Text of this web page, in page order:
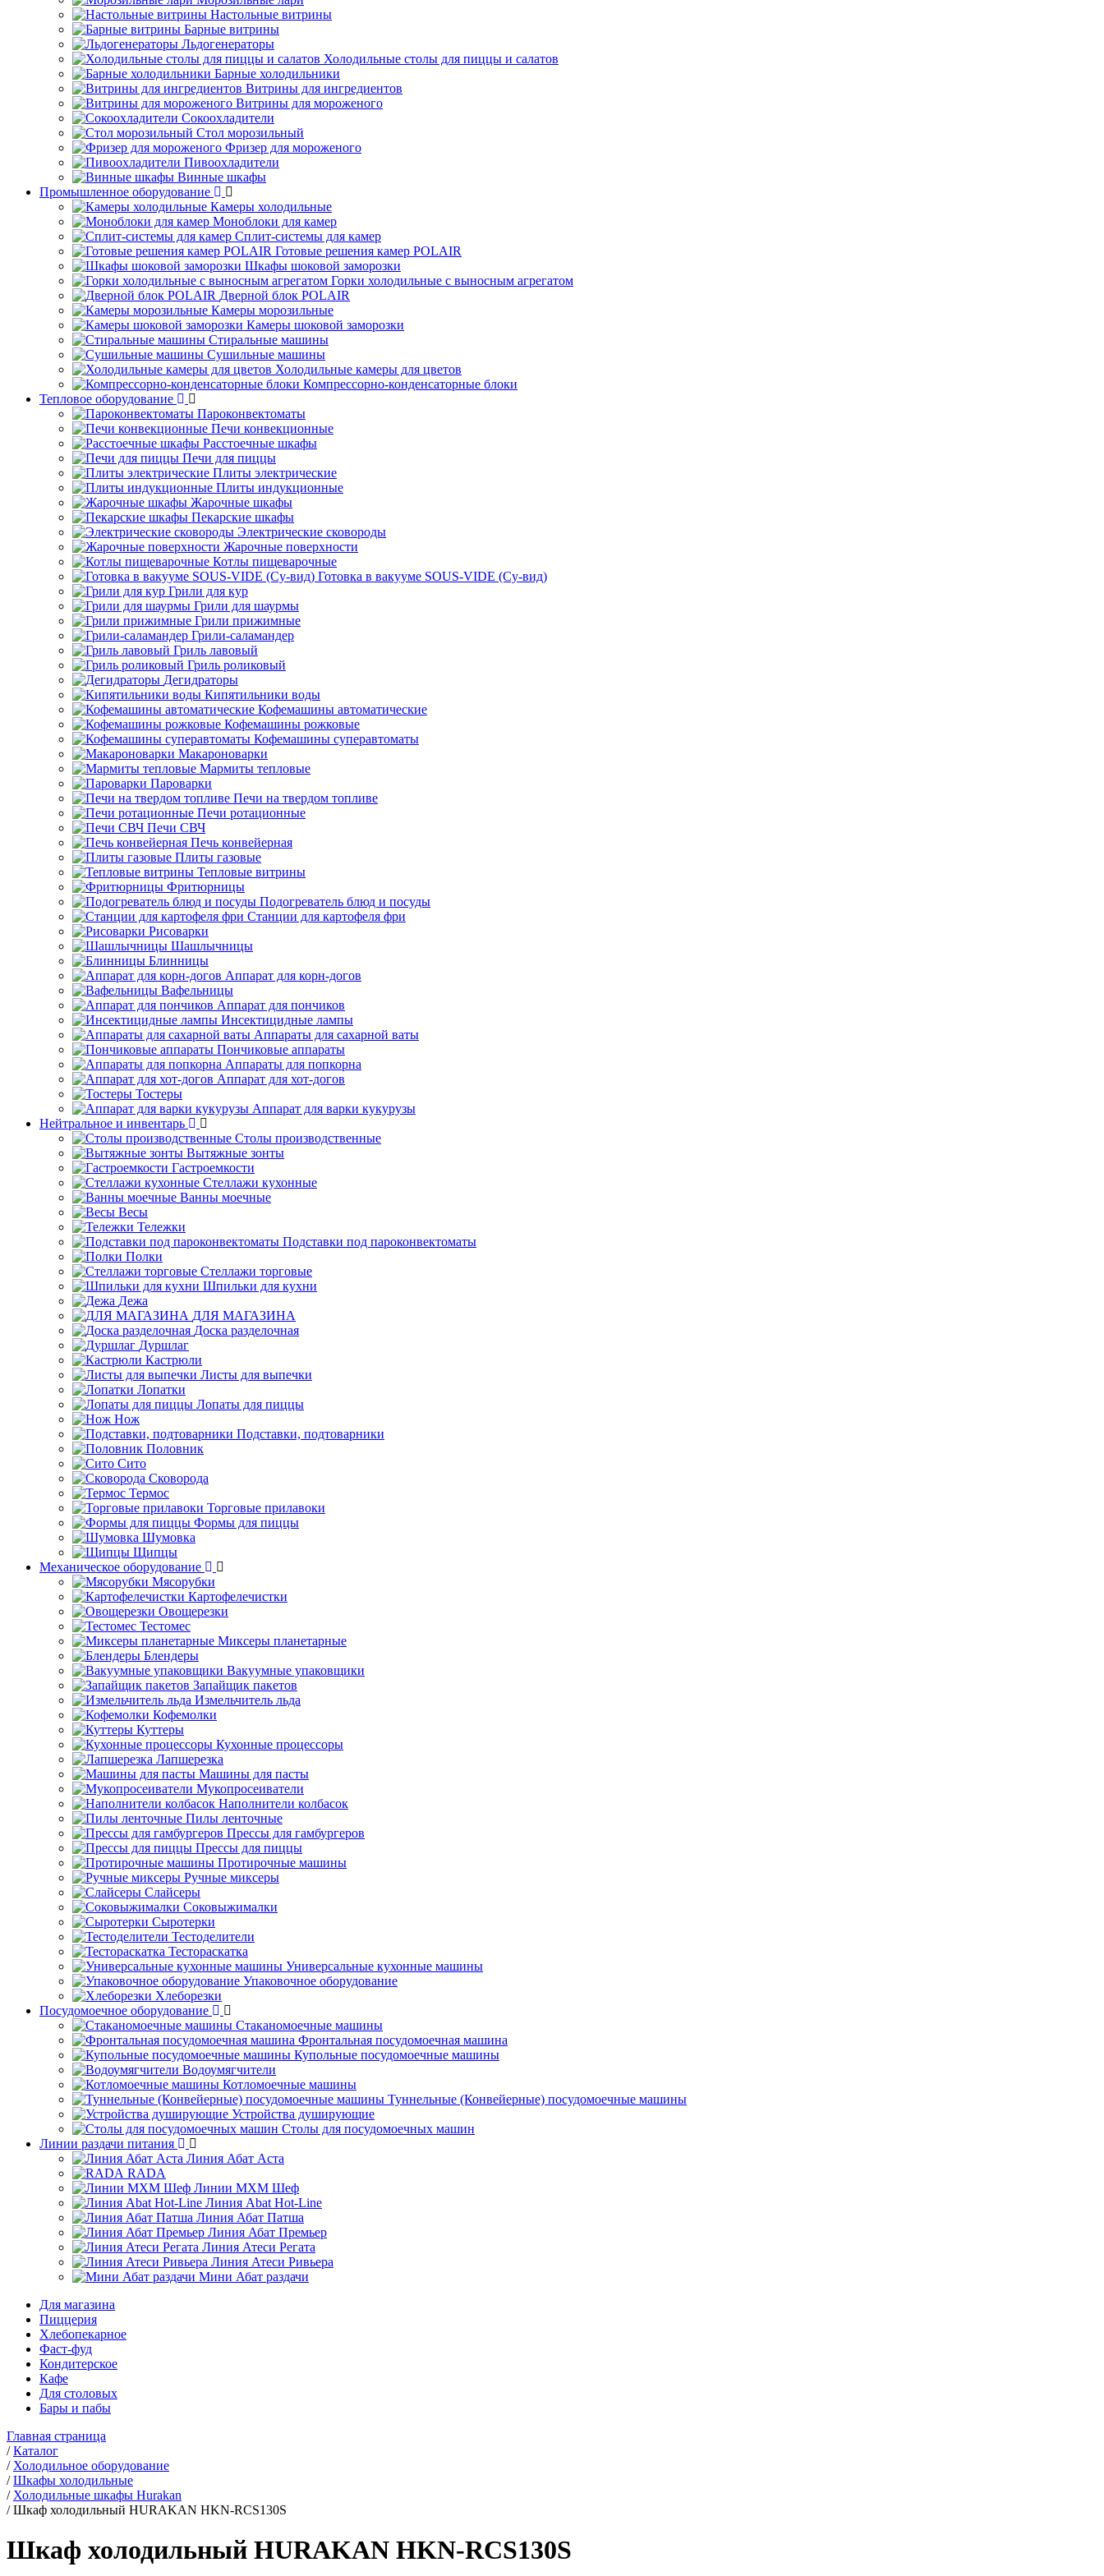
Настольные витрины
Барные витрины
Льдогенераторы
Холодильные столы для пиццы и салатов
Барные холодильники
Витрины для ингредиентов
Витрины для мороженого
Сокоохладители
Стол морозильный
Фризер для мороженого
Пивоохладители
Винные шкафы
Промышленное оборудование
Камеры холодильные
Моноблоки для камер
Сплит-системы для камер
Готовые решения камер POLAIR
Шкафы шоковой заморозки
Горки холодильные с выносным агрегатом
Дверной блок POLAIR
Камеры морозильные
Камеры шоковой заморозки
Стиральные машины
Сушильные машины
Холодильные камеры для цветов
Компрессорно-конденсаторные блоки
Тепловое оборудование
Пароконвектоматы
Печи конвекционные
Расстоечные шкафы
Печи для пиццы
Плиты электрические
Плиты индукционные
Жарочные шкафы
Пекарские шкафы
Электрические сковороды
Жарочные поверхности
Котлы пищеварочные
Готовка в вакууме SOUS-VIDE (Су-вид)
Грили для кур
Грили для шаурмы
Грили прижимные
Грили-саламандер
Гриль лавовый
Гриль роликовый
Дегидраторы
Кипятильники воды
Кофемашины автоматические
Кофемашины рожковые
Кофемашины суперавтоматы
Макароноварки
Мармиты тепловые
Пароварки
Печи на твердом топливе
Печи ротационные
Печи СВЧ
Печь конвейерная
Плиты газовые
Тепловые витрины
Фритюрницы
Подогреватель блюд и посуды
Станции для картофеля фри
Рисоварки
Шашлычницы
Блинницы
Аппарат для корн-догов
Вафельницы
Аппарат для пончиков
Инсектицидные лампы
Аппараты для сахарной ваты
Пончиковые аппараты
Аппараты для попкорна
Аппарат для хот-догов
Тостеры
Аппарат для варки кукурузы
Нейтральное и инвентарь
Столы производственные
Вытяжные зонты
Гастроемкости
Стеллажи кухонные
Ванны моечные
Весы
Тележки
Подставки под пароконвектоматы
Полки
Стеллажи торговые
Шпильки для кухни
Дежа
ДЛЯ МАГАЗИНА
Доска разделочная
Дуршлаг
Кастрюли
Листы для выпечки
Лопатки
Лопаты для пиццы
Нож
Подставки, подтоварники
Половник
Сито
Сковорода
Термос
Торговые прилавоки
Формы для пиццы
Шумовка
Щипцы
Механическое оборудование
Мясорубки
Картофелечистки
Овощерезки
Тестомес
Миксеры планетарные
Блендеры
Вакуумные упаковщики
Запайщик пакетов
Измельчитель льда
Кофемолки
Куттеры
Кухонные процессоры
Лапшерезка
Машины для пасты
Мукопросеиватели
Наполнители колбасок
Пилы ленточные
Прессы для гамбургеров
Прессы для пиццы
Протирочные машины
Ручные миксеры
Слайсеры
Соковыжималки
Сыротерки
Тестоделители
Тестораскатка
Универсальные кухонные машины
Упаковочное оборудование
Хлеборезки
Посудомоечное оборудование
Стаканомоечные машины
Фронтальная посудомоечная машина
Купольные посудомоечные машины
Водоумягчители
Котломоечные машины
Туннельные (Конвейерные) посудомоечные машины
Устройства душирующие
Столы для посудомоечных машин
Линии раздачи питания
Линия Абат Аста
RADA
Линии МХМ Шеф
Линия Abat Hot-Line
Линия Абат Патша
Линия Абат Премьер
Линия Атеси Регата
Линия Атеси Ривьера
Мини Абат раздачи
Для магазина
Пиццерия
Хлебопекарное
Фаст-фуд
Кондитерское
Кафе
Для столовых
Бары и пабы
Главная страница
/Каталог
/ Холодильное оборудование
/Шкафы холодильные
/ Холодильные шкафы Hurakan
/Шкаф холодильный HURAKAN HKN-RCS130S
Шкаф холодильный HURAKAN HKN-RCS130S